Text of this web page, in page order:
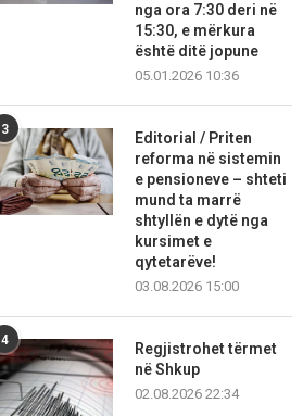
nga ora 7:30 deri në
15:30, e mërkura
është ditë jopune
05.01.2026 10:36
3
Editorial / Priten
reforma në sistemin
e pensioneve – shteti
mund ta marrë
shtyllën e dytë nga
kursimet e
qytetarëve!
03.08.2026 15:00
4
Regjistrohet tërmet
në Shkup
02.08.2026 22:34